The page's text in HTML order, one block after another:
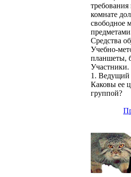
комнате
свободное
Средства
Учебно-
планшеты,
Участники.
1. Ведущий
Каковы ее
группой?